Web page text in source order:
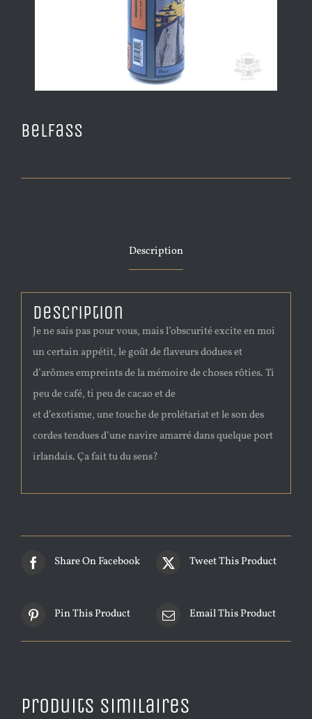
Belfass
Description
Description
Je ne sais pas pour vous, mais l’obscurité excite en moi
un certain appétit, le goût de flaveurs dodues et
d’arômes empreints de la mémoire de choses rôties. Ti
peu de café, ti peu de cacao et de
et d’exotisme, une touche de prolétariat et le son des
cordes tendues d’une navire amarré dans quelque port
irlandais. Ça fait tu du sens?
Share On Facebook Tweet This Product
Pin This Product Email This Product
Produits similaires